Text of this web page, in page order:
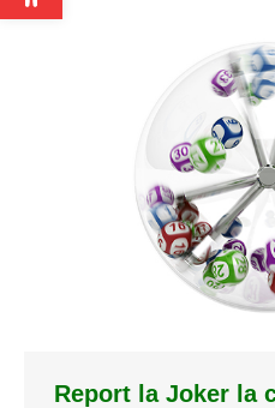
Report la Joker la